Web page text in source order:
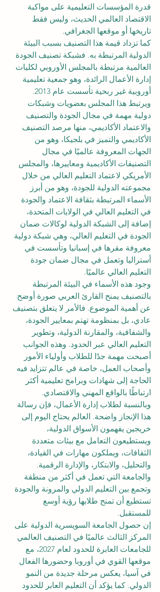
قدرة المؤسسات التعليمية على مواكبة
الاقتصاد العالمي الحديث، وليس فقط
تاريخها أو موقعها الجغرافي.
كما تزداد قيمة هذا التصنيف بسبب البيئة
الدولية المرتبطة به. فشبكة تصنيف الجودة
العالمية مرتبطة بالمجلس الأوروبي لكليات
إدارة الأعمال الرائدة، وهو جمعية تعليمية
أوروبية غير ربحية تأسست عام 2013.
ويرتبط هذا المجلس بعضويات وشبكات
دولية مهمة في مجال الجودة والتصنيف
والاعتماد الأكاديمي، منها مرصد التصنيف
الأكاديمي والتميز في بلجيكا، وهو من
الجهات المعروفة عالميًا في مجال
التصنيفات الأكاديمية ومعاييرها، والمجلس
الأمريكي لاعتماد التعليم العالي من خلال
مجموعته الدولية للجودة، وهو من أبرز
الأسماء المرتبطة بثقافة الاعتماد والجودة
في التعليم العالي في الولايات المتحدة،
إضافة إلى الشبكة الدولية لوكالات ضمان
الجودة في التعليم العالي، وهي شبكة دولية
معروفة مقرها في إسبانيا وتأسست في
أستراليا وتعمل في مجال ضمان جودة
التعليم العالي عالميًا.
وجود هذه الأسماء في البيئة المرتبطة
بالتصنيف يمنح القارئ العربي صورة أوضح
عن أهمية الموضوع. فالأمر لا يتعلق بتصنيف
عادي، بل بمنظومة تهتم بمعايير الجودة،
والشفافية، والمقارنة الدولية، وتطوير
التعليم العالي عبر الحدود. وهذه الجوانب
أصبحت مهمة جدًا للطلاب وأولياء الأمور
وأصحاب العمل، خاصة في عالم تتزايد فيه
الحاجة إلى شهادات وبرامج تعليمية أكثر
ارتباطًا بالواقع المهني والاقتصادي.
وبالنسبة لطلاب إدارة الأعمال، فإن رسالة
هذا الإنجاز واضحة. العالم يحتاج اليوم إلى
خريجين يفهمون الأسواق الدولية،
ويستطيعون التعامل مع بيئات متعددة
الثقافات، ويملكون مهارات في القيادة،
والتحليل، والابتكار، والإدارة الرقمية.
والجامعة التي تعمل في أكثر من منطقة
وتجمع بين التعليم الدولي والمرونة والجودة
تستطيع أن تمنح طلابها رؤية أوسع
للمستقبل.
إن حصول الجامعة السويسرية الدولية على
المركز الثالث عالميًا في التصنيف العالمي
للجامعات العابرة للحدود لعام 2027، مع
موقعها القوي في أوروبا وحضورها الفعال
في آسيا، يعكس مرحلة جديدة من النمو
الدولي. كما يؤكد أن التعليم العابر للحدود